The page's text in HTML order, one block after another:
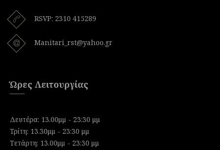
RSVP: 2310 415289
Manitari_rst@yahoo.gr
Ώρες Λειτουργίας
Δευτέρα: 13.00μμ - 23:30 μμ
Τρίτη: 13.30μμ - 23:30 μμ
Τετάρτη: 13.00μμ - 23:30 μμ